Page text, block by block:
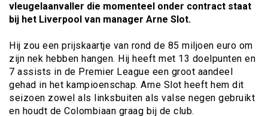
vleugelaanvaller die momenteel onder contract staat
bij het Liverpool van manager Arne Slot.
Hij zou een prijskaartje van rond de 85 miljoen euro om
zijn nek hebben hangen. Hij heeft met 13 doelpunten en
7 assists in de Premier League een groot aandeel
gehad in het kampioenschap. Arne Slot heeft hem dit
seizoen zowel als linksbuiten als valse negen gebruikt
en houdt de Colombiaan graag bij de club.